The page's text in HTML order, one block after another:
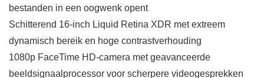
bestanden in een oogwenk opent
Schitterend 16‐inch Liquid Retina XDR met extreem
dynamisch bereik en hoge contrastverhouding
1080p FaceTime HD-camera met geavanceerde
beeldsignaalprocessor voor scherpere videogesprekken